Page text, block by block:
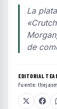
La
de
EDITORIAL
Fuente: